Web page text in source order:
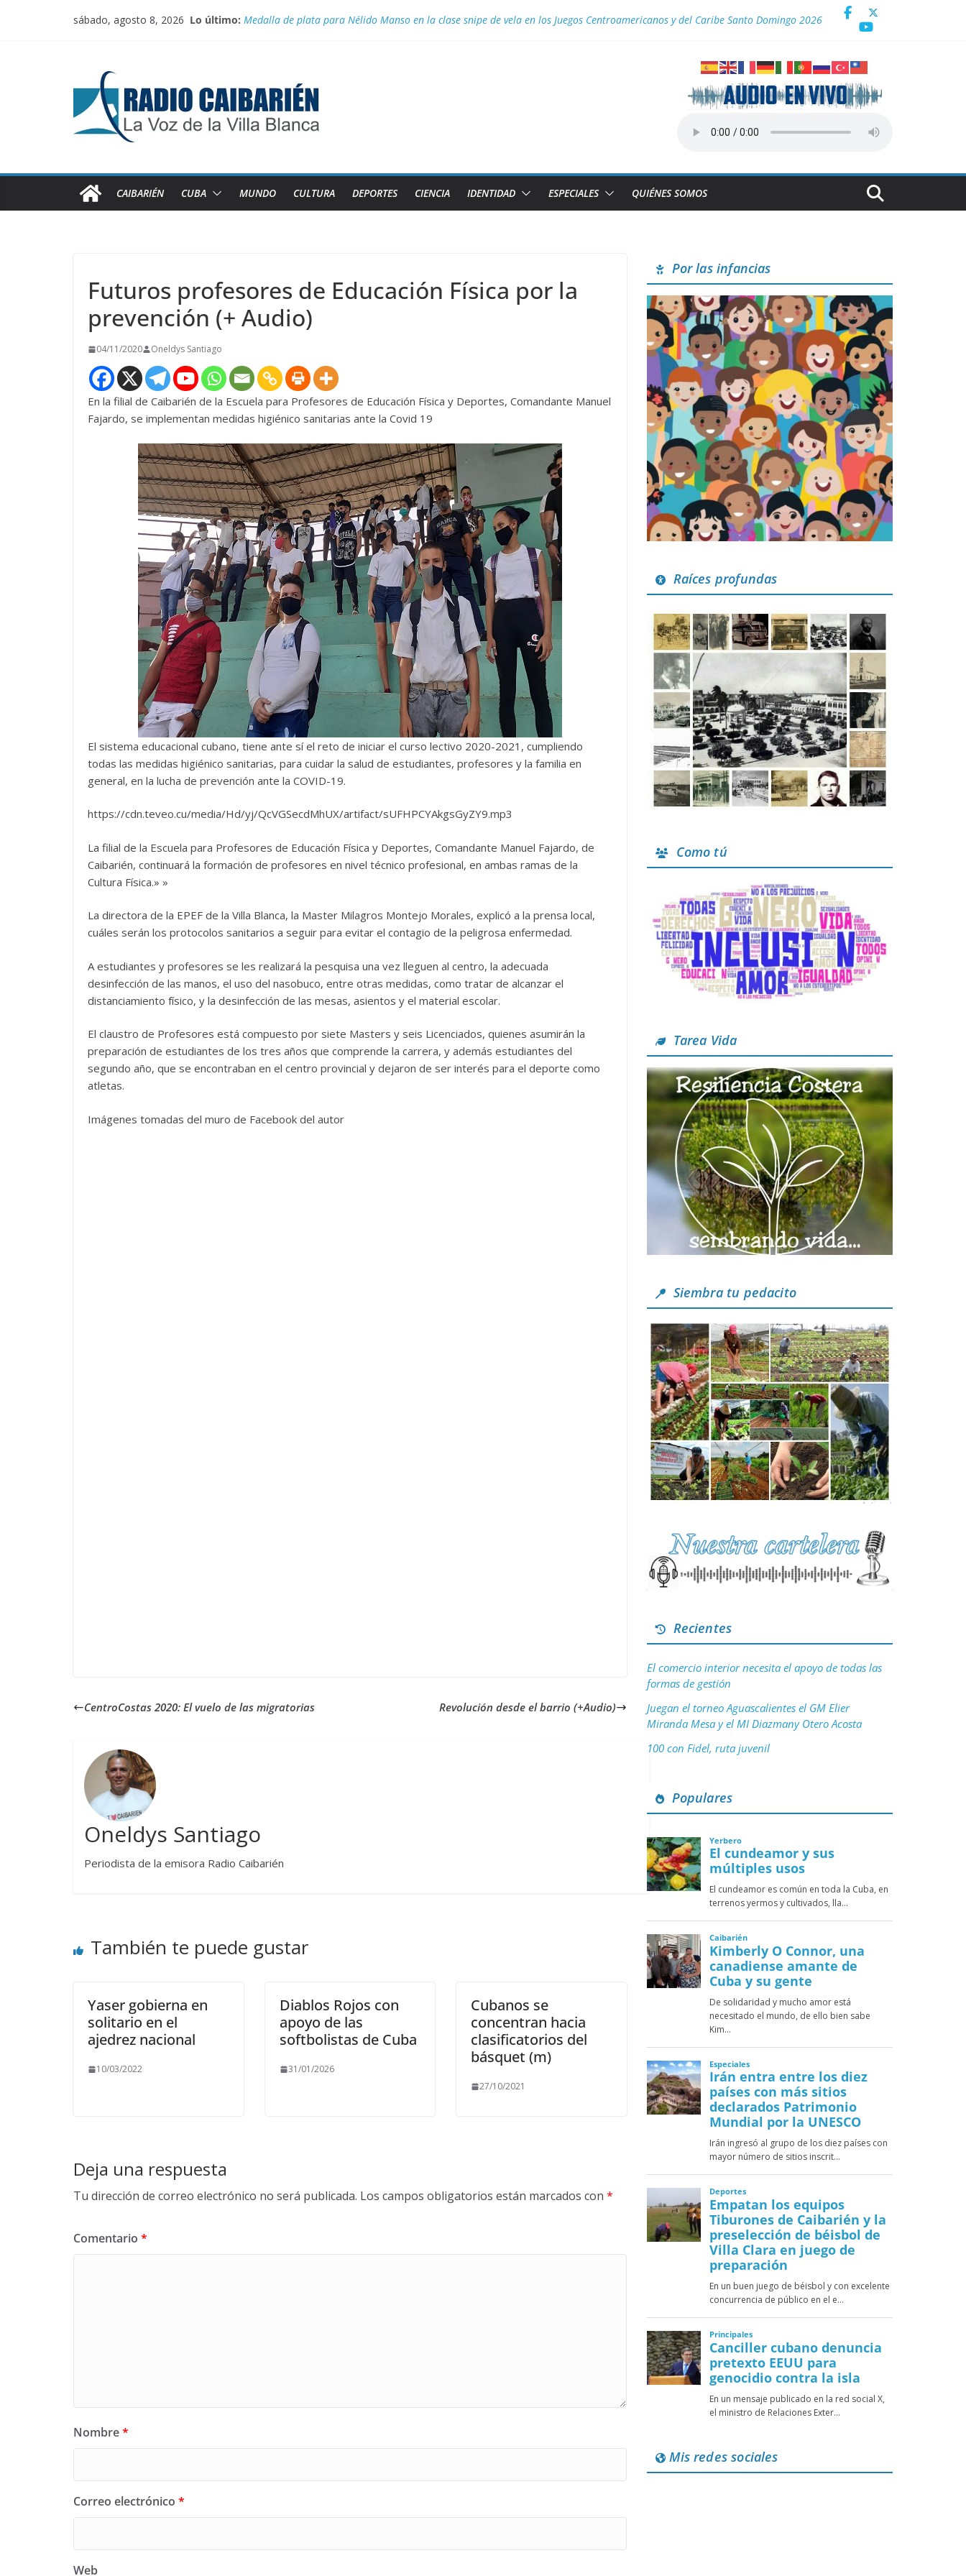
sábado, agosto 8, 2026 Lo último: Medalla de plata para Nélido Manso en la clase snipe de vela en los Juegos Centroamericanos y del Caribe Santo Domingo 2026
CAIBARIÉN CUBA MUNDO CULTURA DEPORTES CIENCIA IDENTIDAD ESPECIALES QUIÉNES SOMOS
Futuros profesores de Educación Física por la
prevención (+ Audio)
04/11/2020 Oneldys Santiago
En la filial de Caibarién de la Escuela para Profesores de Educación Física y Deportes, Comandante Manuel
Fajardo, se implementan medidas higiénico sanitarias ante la Covid 19
El sistema educacional cubano, tiene ante sí el reto de iniciar el curso lectivo 2020-2021, cumpliendo
todas las medidas higiénico sanitarias, para cuidar la salud de estudiantes, profesores y la familia en
general, en la lucha de prevención ante la COVID-19.
https://cdn.teveo.cu/media/Hd/yj/QcVGSecdMhUX/artifact/sUFHPCYAkgsGyZY9.mp3
La filial de la Escuela para Profesores de Educación Física y Deportes, Comandante Manuel Fajardo, de
Caibarién, continuará la formación de profesores en nivel técnico profesional, en ambas ramas de la
Cultura Física.» »
La directora de la EPEF de la Villa Blanca, la Master Milagros Montejo Morales, explicó a la prensa local,
cuáles serán los protocolos sanitarios a seguir para evitar el contagio de la peligrosa enfermedad.
A estudiantes y profesores se les realizará la pesquisa una vez lleguen al centro, la adecuada
desinfección de las manos, el uso del nasobuco, entre otras medidas, como tratar de alcanzar el
distanciamiento físico, y la desinfección de las mesas, asientos y el material escolar.
El claustro de Profesores está compuesto por siete Masters y seis Licenciados, quienes asumirán la
preparación de estudiantes de los tres años que comprende la carrera, y además estudiantes del
segundo año, que se encontraban en el centro provincial y dejaron de ser interés para el deporte como
atletas.
Imágenes tomadas del muro de Facebook del autor
CentroCostas 2020: El vuelo de las migratorias Revolución desde el barrio (+Audio)
Oneldys Santiago
Periodista de la emisora Radio Caibarién
También te puede gustar
Yaser gobierna en
solitario en el
ajedrez nacional
10/03/2022
Diablos Rojos con
apoyo de las
softbolistas de Cuba
31/01/2026
Cubanos se
concentran hacia
clasificatorios del
básquet (m)
27/10/2021
Deja una respuesta
Tu dirección de correo electrónico no será publicada. Los campos obligatorios están marcados con *
Comentario *
Nombre*
Correo electrónico *
Web
Por las infancias
Raíces profundas
Como tú
Tarea Vida
Siembra tu pedacito
Recientes
El comercio interior necesita el apoyo de todas las
formas de gestión
Juegan el torneo Aguascalientes el GM Elier
Miranda Mesa y el MI Diazmany Otero Acosta
100 con Fidel, ruta juvenil
Populares
Mis redes sociales